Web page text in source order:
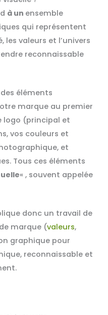
à un ensemble
qui représentent
valeurs et l’univers
reconnaissable
éléments
marque au premier
logo (principal et
vos couleurs et
et
Tous ces éléments
« , souvent appelée
donc un travail de
marque (valeurs,
graphique pour
reconnaissable et
.